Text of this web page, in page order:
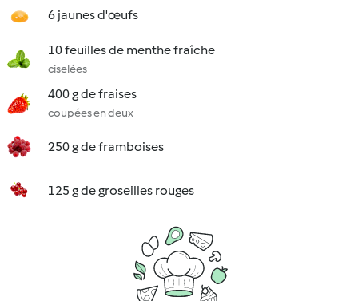
6 jaunes d'œufs
10 feuilles de menthe fraîche
ciselées
400 g de fraises
coupées en deux
250 g de framboises
125 g de groseilles rouges